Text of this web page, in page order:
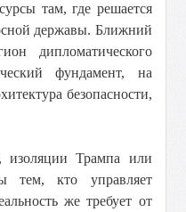
там, где решается
державы. Ближний
дипломатического
фундамент, на
безопасности,
изоляции Трампа или
тем, кто управляет
же требует от